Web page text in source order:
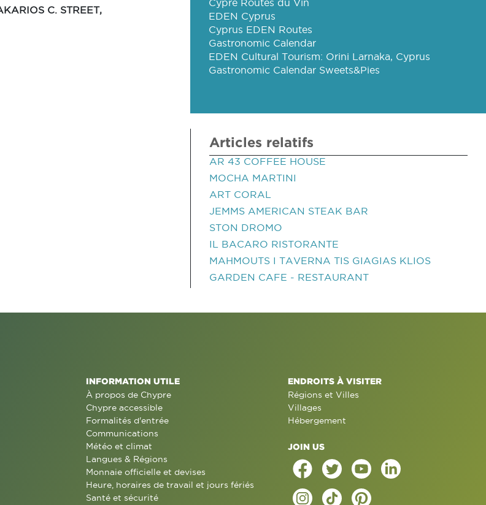
C. STREET,
Cypre Routes du Vin
EDEN Cyprus
Cyprus EDEN Routes
Gastronomic Calendar
EDEN Cultural Tourism: Orini Larnaka, Cyprus
Gastronomic Calendar Sweets&Pies
Articles relatifs
AR 43 COFFEE HOUSE
MOCHA MARTINI
ART CORAL
JEMMS AMERICAN STEAK BAR
STON DROMO
IL BACARO RISTORANTE
MAHMOUTS I TAVERNA TIS GIAGIAS KLIOS
GARDEN CAFE - RESTAURANT
INFORMATION UTILE
À propos de Chypre
Chypre accessible
Formalités d'entrée
Communications
Météo et climat
Langues & Régions
Monnaie officielle et devises
Heure, horaires de travail et jours fériés
Santé et sécurité
ENDROITS À VISITER
Régions et Villes
Villages
Hébergement
JOIN US